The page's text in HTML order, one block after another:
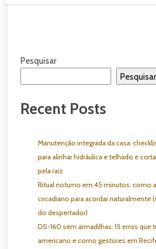
Pesquisar
Pesquisar
Recent Posts
Manutenção integrada da casa:
para alinhar hidráulica e telhado e
pela raiz
Ritual noturno em 45 minutos: como
circadiano para acordar naturalmente
do despertador)
DS-160 sem armadilhas: 15 erros que
americano e como gestores em